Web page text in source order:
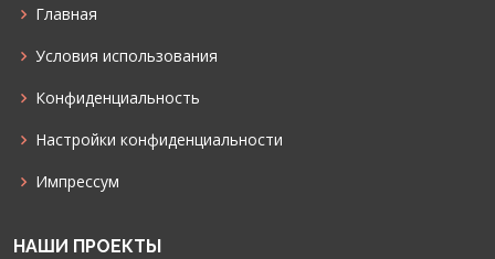
Главная
Условия использования
Конфиденциальность
Настройки конфиденциальности
Импрессум
НАШИ ПРОЕКТЫ